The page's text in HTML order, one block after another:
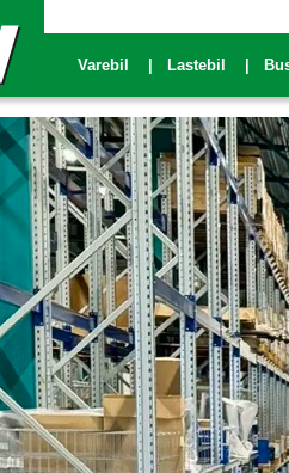
Varebil Lastebil